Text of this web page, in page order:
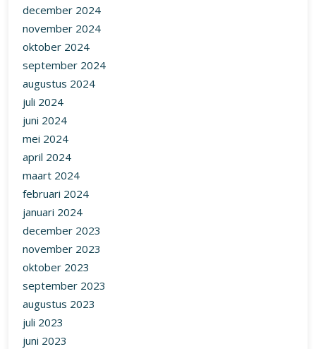
december 2024
november 2024
oktober 2024
september 2024
augustus 2024
juli 2024
juni 2024
mei 2024
april 2024
maart 2024
februari 2024
januari 2024
december 2023
november 2023
oktober 2023
september 2023
augustus 2023
juli 2023
juni 2023